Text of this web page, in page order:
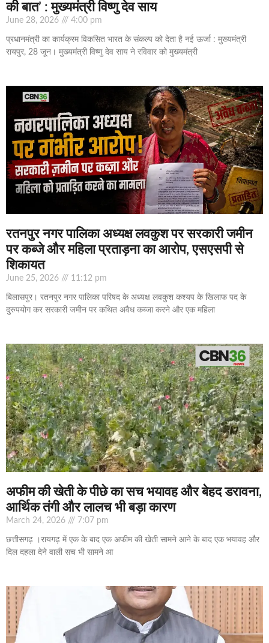
की बात’ : मुख्यमंत्री विष्णु देव साय
June 28, 2026 4:00 pm
प्रधानमंत्री का कार्यक्रम विकसित भारत के संकल्प को देता है नई ऊर्जा : मुख्यमंत्री
रायपुर, 28 जून। मुख्यमंत्री विष्णु देव साय ने रविवार को मुख्यमंत्री
रतनपुर नगर पालिका अध्यक्ष लवकुश पर सरकारी जमीन
पर कब्जे और महिला प्रताड़ना का आरोप, एसएसपी से
शिकायत
June 25, 2026 11:12 pm
बिलासपुर। रतनपुर नगर पालिका परिषद के अध्यक्ष लवकुश कश्यप के खिलाफ पद के
दुरुपयोग कर सरकारी जमीन पर कथित अवैध कब्जा करने और एक महिला
अफीम की खेती के पीछे का सच भयावह और बेहद डरावना,
आर्थिक तंगी और लालच भी बड़ा कारण
March 24, 2026 7:07 pm
छत्तीसगढ़ ।रायगढ़ में एक के बाद एक अफीम की खेती सामने आने के बाद एक भयावह और
दिल दहला देने वाली सच भी सामने आ